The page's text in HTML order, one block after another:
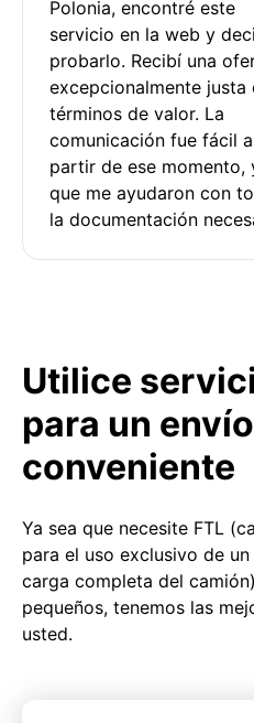
Polonia, encontré este
servicio en la web y
probarlo. Recibí una
excepcionalmente justa
términos de valor. La
comunicación fue fácil a
partir de ese momento,
que me ayudaron con
la documentación
Utilice
para un
conveniente
Ya sea que necesite FTL
para el uso exclusivo de
carga completa del
pequeños, tenemos las
usted.